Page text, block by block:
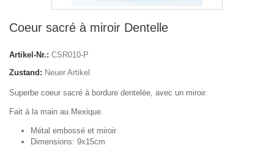
Coeur sacré à miroir Dentelle
Artikel-Nr.: CSR010-P
Zustand: Neuer Artikel
Superbe coeur sacré à bordure dentelée, avec un miroir.
Fait à la main au Mexique.
Métal embossé et miroir
Dimensions: 9x15cm